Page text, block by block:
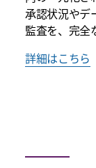
承認状況やデ
監査を、完全
詳細はこちら